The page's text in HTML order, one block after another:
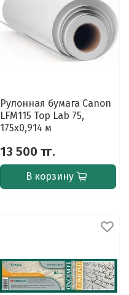
Рулонная бумага Canon
LFM115 Top Lab 75,
175x0,914 м
13 500 тг.
В корзину